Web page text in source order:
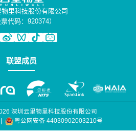
里科技股份有限公司
票代码：920374）
联盟成员
深圳云里物里科技股份有限公司
| 粤公网安备 44030902003210号